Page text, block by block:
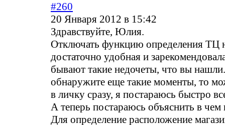
#260
20 Января 2012 в 15:42
Здравствуйте, Юлия.
Отключать функцию определения ТЦ
достаточно удобная и
бывают такие недочеты, что вы
обнаружите еще такие моменты, то
в личку сразу, я постараюсь быстро
А теперь постараюсь объяснить в
Для определение расположение